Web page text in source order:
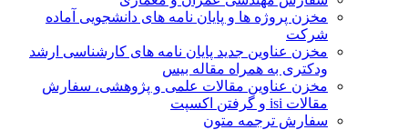
مخزن پروژه ها و پایان نامه های دانشجویی آماده
شرکت
مخزن عناوین جدید پایان نامه های کارشناسی ارشد
ودکتری به همراه مقاله بیس
مخزن عناوین مقالات علمی و پژوهشی، سفارش
مقالات isi و گرفتن اکسپت
سفارش ترجمه متون